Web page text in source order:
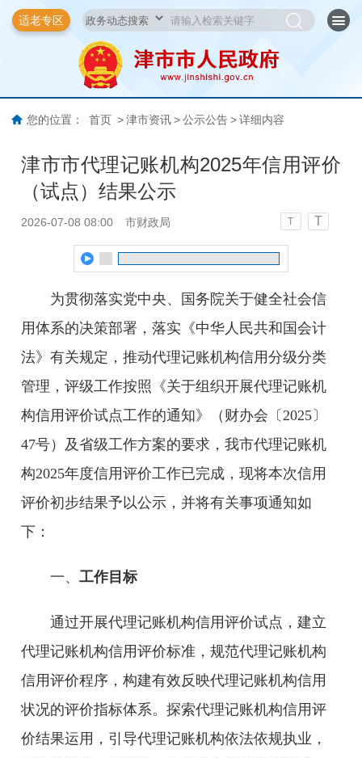
适老专区
您的位置： 首页 > 津市资讯 > 公示公告 > 详细内容
津市市代理记账机构2025年信用评价
（试点）结果公示
2026-07-08 08:00 市财政局 T T
为贯彻落实党中央、国务院关于健全社会信
用体系的决策部署，落实《中华人民共和国会计
法》有关规定，推动代理记账机构信用分级分类
管理，评级工作按照《关于组织开展代理记账机
构信用评价试点工作的通知》（财办会〔2025〕
47号）及省级工作方案的要求，我市代理记账机
构2025年度信用评价工作已完成，现将本次信用
评价初步结果予以公示，并将有关事项通知如
下：
一、工作目标
通过开展代理记账机构信用评价试点，建立
代理记账机构信用评价标准，规范代理记账机构
信用评价程序，构建有效反映代理记账机构信用
状况的评价指标体系。探索代理记账机构信用评
价结果运用，引导代理记账机构依法依规执业，